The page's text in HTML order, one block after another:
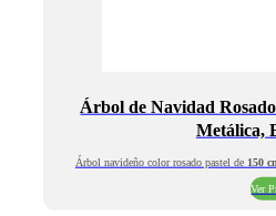
Árbol de Navidad
Metálica,
Árbol navideño color rosado pastel de 150
Ver